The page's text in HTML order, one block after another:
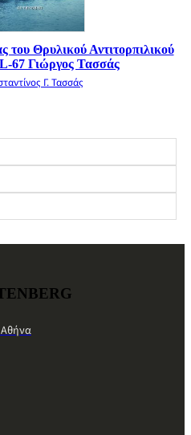
Θρυλικού Αντιτορπιλικού
67 Γιώργος Τασσάς
Γ. Τασσάς
Αθήνα